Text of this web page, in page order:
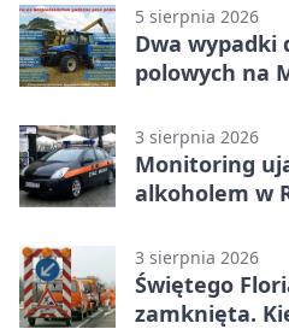
5 sierpnia 2026
Dwa wypadki
polowych na
3 sierpnia 2026
Monitoring
alkoholem w
3 sierpnia 2026
Świętego
zamknięta.